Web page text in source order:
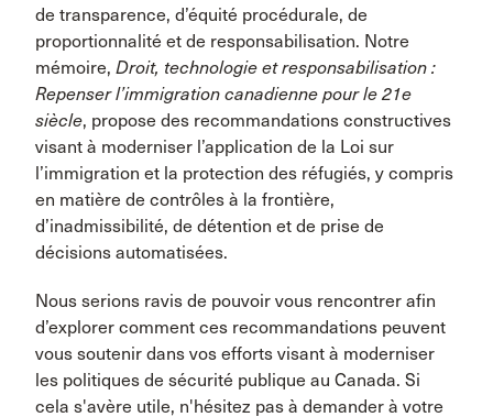
de transparence, d’équité procédurale, de
proportionnalité et de responsabilisation. Notre
mémoire, Droit, technologie et responsabilisation :
Repenser l’immigration canadienne pour le 21e
siècle, propose des recommandations constructives
visant à moderniser l’application de la Loi sur
l’immigration et la protection des réfugiés, y compris
en matière de contrôles à la frontière,
d’inadmissibilité, de détention et de prise de
décisions automatisées.
Nous serions ravis de pouvoir vous rencontrer afin
d’explorer comment ces recommandations peuvent
vous soutenir dans vos efforts visant à moderniser
les politiques de sécurité publique au Canada. Si
cela s'avère utile, n'hésitez pas à demander à votre